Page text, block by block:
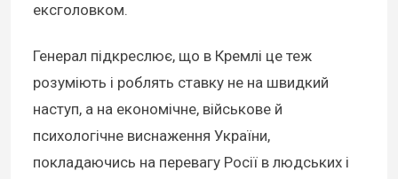
ексголовком.
Генерал підкреслює, що в Кремлі це теж
розуміють і роблять ставку не на швидкий
наступ, а на економічне, військове й
психологічне виснаження України,
покладаючись на перевагу Росії в людських і